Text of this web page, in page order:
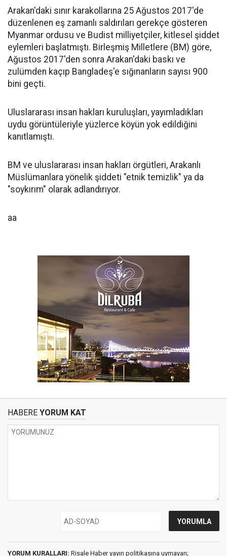
Arakan'daki sınır karakollarına 25 Ağustos 2017'de
düzenlenen eş zamanlı saldırıları gerekçe gösteren
Myanmar ordusu ve Budist milliyetçiler, kitlesel şiddet
eylemleri başlatmıştı. Birleşmiş Milletlere (BM) göre,
Ağustos 2017'den sonra Arakan'daki baskı ve
zulümden kaçıp Bangladeş'e sığınanların sayısı 900
bini geçti.
Uluslararası insan hakları kuruluşları, yayımladıkları
uydu görüntüleriyle yüzlerce köyün yok edildiğini
kanıtlamıştı.
BM ve uluslararası insan hakları örgütleri, Arakanlı
Müslümanlara yönelik şiddeti "etnik temizlik" ya da
"soykırım" olarak adlandırıyor.
aa
HABERE YORUM KAT
YORUM KURALLARI: Risale Haber yayın politikasına uymayan;